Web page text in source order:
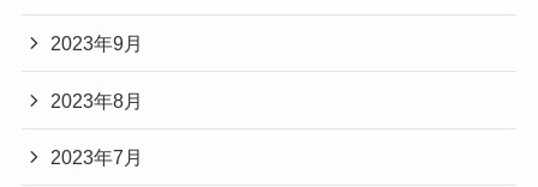
2023年9月
2023年8月
2023年7月